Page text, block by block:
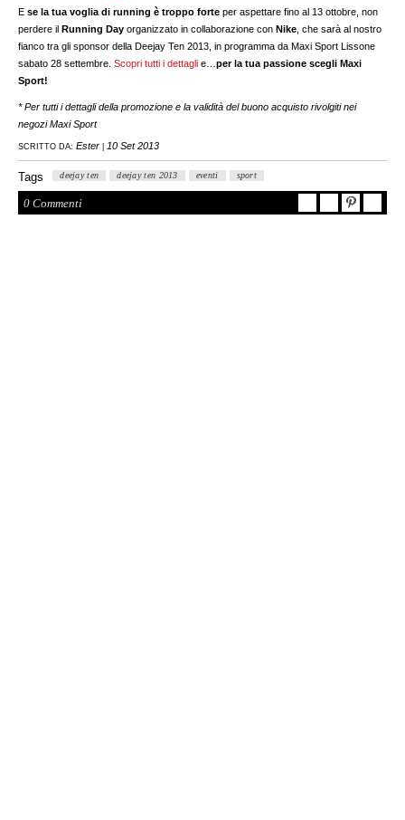
Ese la tua voglia di running è troppo forte per aspettare fino al 13 ottobre, non
perdere ilRunning Day organizzato in collaborazione conNike , che sarà al nostro
fianco tra gli sponsor della Deejay Ten 2013, in programma da Maxi Sport Lissone
sabato 28 settembre.Scopri tutti i dettagli e…per la tua passione scegli Maxi
Sport!
* Per tutti i dettagli della promozione e la validità del buono acquisto rivolgiti nei
negozi Maxi Sport
SCRITTO DA: Ester 10 Set 2013
Tags deejay ten deejay ten 2013 eventi sport
0 Commenti